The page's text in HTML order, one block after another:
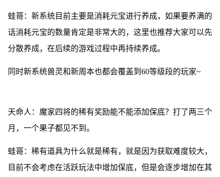
蛙哥：新系统目前主要是消耗元宝进行养成，如果要养满的
话消耗元宝的数量肯定是非常大的，这里也推荐大家可以先
分散养成，在后续的游戏过程中再持续养成。
同时新系统兽灵和新周本也都会覆盖到60等级段的玩家~
天命人：魔家四将的稀有奖励能不能添加保底？打了两三个
月，一个果子都见不到。
蛙哥：稀有道具为什么就是稀有，就是因为获取难度较大，
目前不会考虑在活跃玩法中增加保底，但是会逐步增加在其